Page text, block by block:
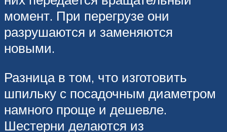
момент. При перегрузе они
разрушаются и заменяются
новыми.
Разница в том, что изготовить
шпильку с посадочным диаметром
намного проще и дешевле.
Шестерни делаются из